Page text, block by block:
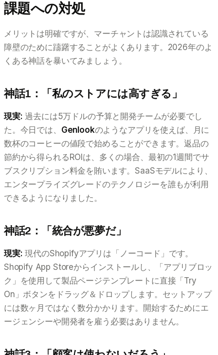
課題への対処
メリットは明確ですが、マーチャントは認識されている
障壁のために躊躇することがよくあります。2026年のよ
くある神話を暴いてみましょう。
神話1：「私のストアには高すぎる」
現実: 過去には5万ドルの予算と開発チームが必要でし
た。今日では、 Genlookのようなアプリを使えば、月に
数杯のコーヒーの値段で始めることができます。返品の
節約から得られるROIは、多くの場合、最初の1週間でサ
ブスクリプション料金を賄います。SaaSモデルにより、
エンタープライズグレードのテクノロジーを誰もが利用
できるようになりました。
神話2：「統合が悪夢だ」
現実: 現代のShopifyアプリは「ノーコード」です。
Shopify App Storeからインストールし、「アプリブロッ
ク」を使用して製品ページテンプレートに直接「Try
On」ボタンをドラッグ＆ドロップします。セットアップ
には数ヶ月ではなく数分かかります。開始するためにエ
ージェンシーや開発者を雇う必要はありません。